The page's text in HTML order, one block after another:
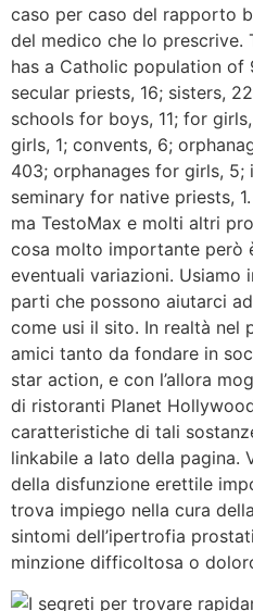
caso per caso del rapporto
del medico che lo prescrive.
has a Catholic population of
secular priests, 16; sisters,
schools for boys, 11; for
girls, 1; convents, 6;
403; orphanages for girls,
seminary for native priests,
ma TestoMax e molti altri
cosa molto importante però
eventuali variazioni. Usiamo
parti che possono aiutarci
come usi il sito. In realtà nel
amici tanto da fondare in
star action, e con l’allora
di ristoranti Planet
caratteristiche di tali
linkabile a lato della pagina.
della disfunzione erettile
trova impiego nella cura
sintomi dell’ipertrofia
minzione difficoltosa o